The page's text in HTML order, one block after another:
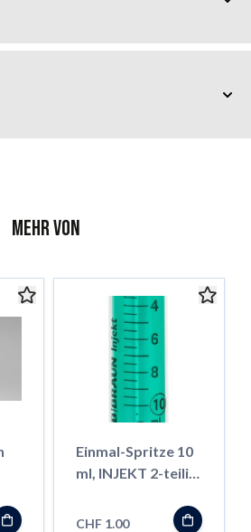
Mehr von
Einmal-Spritze 10
ml, INJEKT 2-teilig,
CHF 1.00